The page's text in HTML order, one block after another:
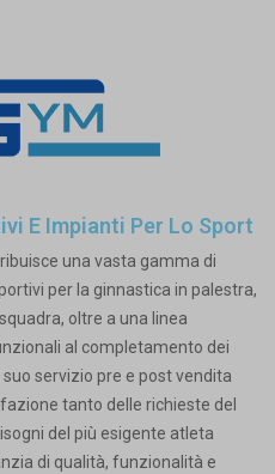
E Impianti Per Lo Sport
una vasta gamma di
per la ginnastica in palestra,
oltre a una linea
al completamento dei
suo servizio pre e post vendita
tanto delle richieste del
del più esigente atleta
di qualità, funzionalità e